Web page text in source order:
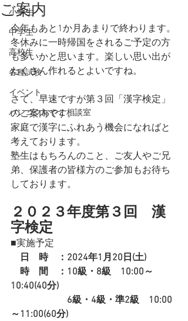
小学生
中学生
高校生
各種試験
イベント
バンコクおやこ相談室
ご案内
今年もあと1か月あまりで終わります。
冬休みに一時帰国をされるご予定の方
も多いかと思います。楽しい思い出が
たくさん作れるとよいですね。
さて、早速ですが第３回「漢字検定」
のご案内です。
家庭で漢字にふれあう機会になればと
考えております。
塾生はもちろんのこと、ご友人やご兄
弟、保護者の皆様方のご参加もお待ち
しております。
２０２３年度第３回　漢
字検定
■実施予定
日　時　：2024年1月20日(土)
時　間　：10級・8級　10:00～
10:40(40分)
6級・4級・準2級　10:00
～11:00(60分)